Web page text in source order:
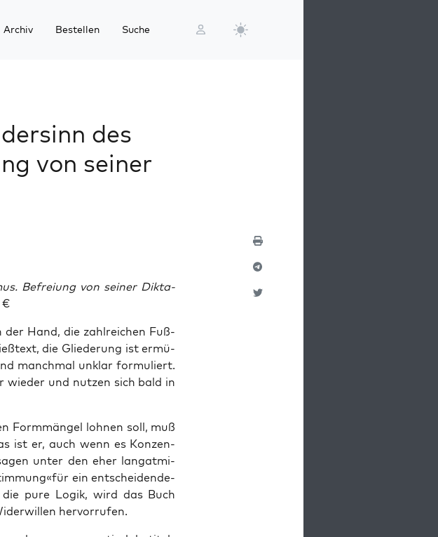
Archiv Bestellen Suche
des
von seiner
Befrei­ung von sei­ner Dik­ta­
€
der Hand, die zahl­rei­chen Fuß­
die Glie­de­rung ist ermü­
manch­mal unklar for­mu­liert.
wie­der und nut­zen sich bald in
Form­män­gel loh­nen soll, muß
ist er, auch wenn es Kon­zen­
unter den eher lang­at­mi­
ein ent­schei­den­de­
pure Logik, wird das Buch
hervorrufen.